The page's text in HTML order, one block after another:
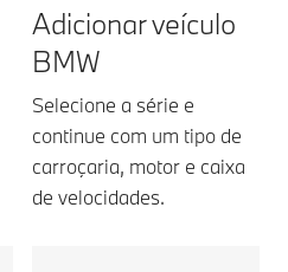
Adicionar veículo
BMW
Selecione a série e
continue com um tipo de
carroçaria, motor e caixa
de velocidades.